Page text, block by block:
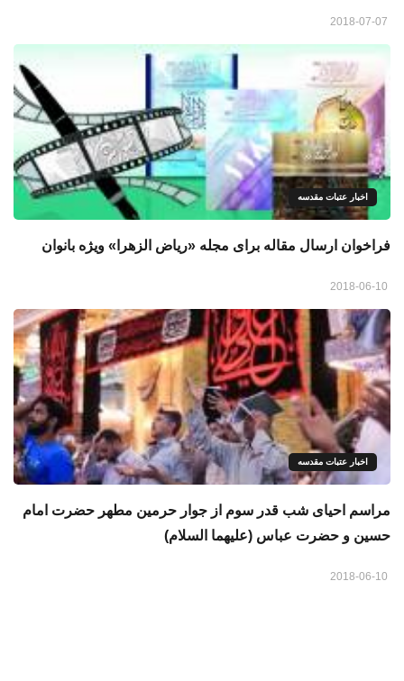
اخبار عتبات مقدسه
فراخوان ارسال مقاله برای مجله «ریاض الزهرا» ویژه بانوان
اخبار عتبات مقدسه
مراسم احيای شب قدر سوم از جوار حرمین مطهر حضرت امام
حسین و حضرت عباس (علیهما السلام)